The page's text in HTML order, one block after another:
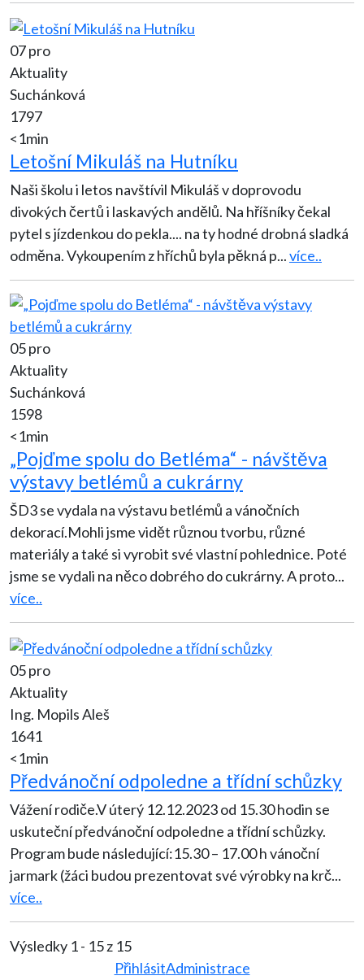
07 pro
Aktuality
Suchánková
1797
<1min
Letošní Mikuláš na Hutníku
Naši školu i letos navštívil Mikuláš v doprovodu
divokých čertů i laskavých andělů. Na hříšníky čekal
pytel s jízdenkou do pekla.... na ty hodné drobná sladká
odměna. Vykoupením z hříchů byla pěkná p...více..
05 pro
Aktuality
Suchánková
1598
<1min
„Pojďme spolu do Betléma“ - návštěva
výstavy betlémů a cukrárny
ŠD3 se vydala na výstavu betlémů a vánočních
dekorací.Mohli jsme vidět různou tvorbu, různé
materiály a také si vyrobit své vlastní pohlednice. Poté
jsme se vydali na něco dobrého do cukrárny. A proto...
více..
05 pro
Aktuality
Ing. Mopils Aleš
1641
<1min
Předvánoční odpoledne a třídní schůzky
Vážení rodiče.V úterý 12.12.2023 od 15.30 hodin se
uskuteční předvánoční odpoledne a třídní schůzky.
Program bude následující:15.30 – 17.00 h vánoční
jarmark (žáci budou prezentovat své výrobky na krč...
více..
Výsledky 1 - 15 z 15
PřihlásitAdministrace